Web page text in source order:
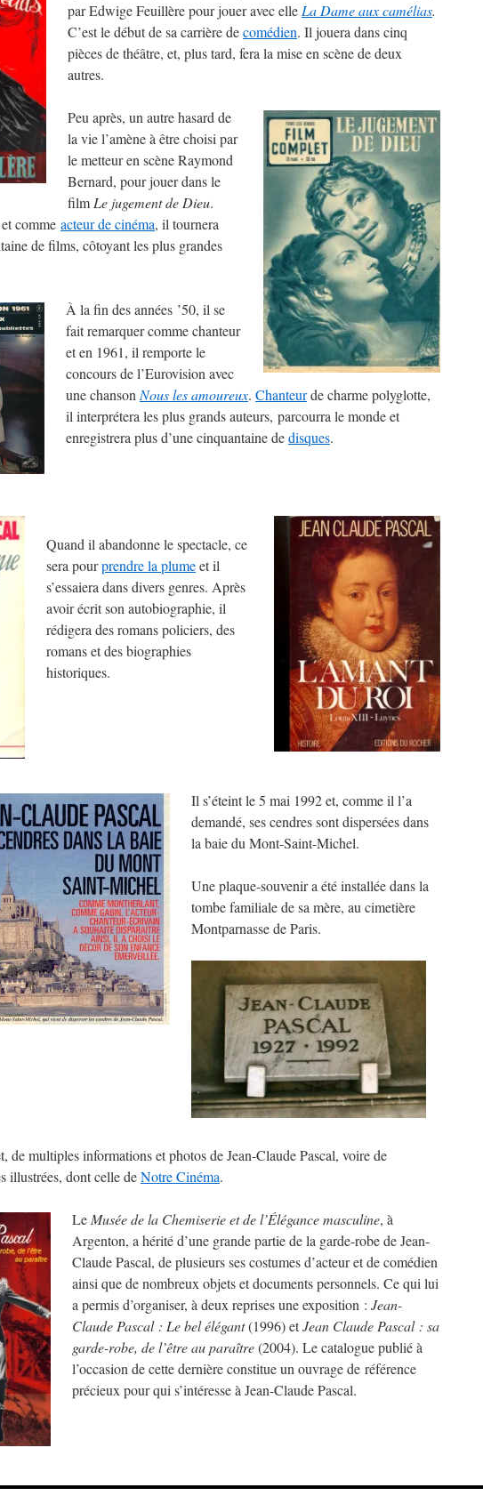
par Edwige Feuillère pour jouer avec elle La Dame aux camélias.
C’est le début de sa carrière decomédien. Il jouera dans cinq
pièces de théâtre, et, plus tard, fera la mise en scène de deux
autres.
Peu après, un autre hasard de
la vie l’amène à être choisi par
le metteur en scène Raymond
Bernard, pour jouer dans le
film Le jugement de Dieu.
comme acteur de cinéma, il tournera
de films, côtoyant les plus grandes
À la fin des années ’50, il se
fait remarquer comme chanteur
et en 1961, il remporte le
concours de l’Eurovision avec
une chanson Nous les amoureux. Chanteurde charme polyglotte,
il interprétera les plus grands auteurs, parcourra le monde et
enregistrera plus d’une cinquantaine dedisques.
Quand il abandonne le spectacle, ce
sera pourprendre la plumeet il
s’essaiera dans divers genres. Après
avoir écrit son autobiographie, il
rédigera des romans policiers, des
romans et des biographies
historiques.
Il s’éteint le 5 mai 1992 et, comme il l’a
demandé, ses cendres sont dispersées dans
la baie du Mont-Saint-Michel.
Une plaque-souvenir a été installée dans la
tombe familiale de sa mère, au cimetière
Montparnasse de Paris.
de multiples informations et photos de Jean-Claude Pascal, voire de
illustrées, dont celle deNotre Cinéma.
Le Musée de la Chemiserie et de l’Élégance masculine, à
Argenton, a hérité d’une grande partie de la garde-robe de Jean-
Claude Pascal, de plusieurs ses costumes d’acteur et de comédien
ainsi que de nombreux objets et documents personnels. Ce qui lui
a permis d’organiser, à deux reprises une exposition : Jean-
Claude Pascal : Le bel élégant(1996) etJean Claude Pascal : sa
garde-robe, de l’être au paraître(2004). Le catalogue publié à
l’occasion de cette dernière constitue un ouvrage de référence
précieux pour qui s’intéresse à Jean-Claude Pascal.